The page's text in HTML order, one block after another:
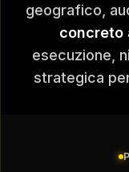
geografico,
concreto
esecuzione,
strategica